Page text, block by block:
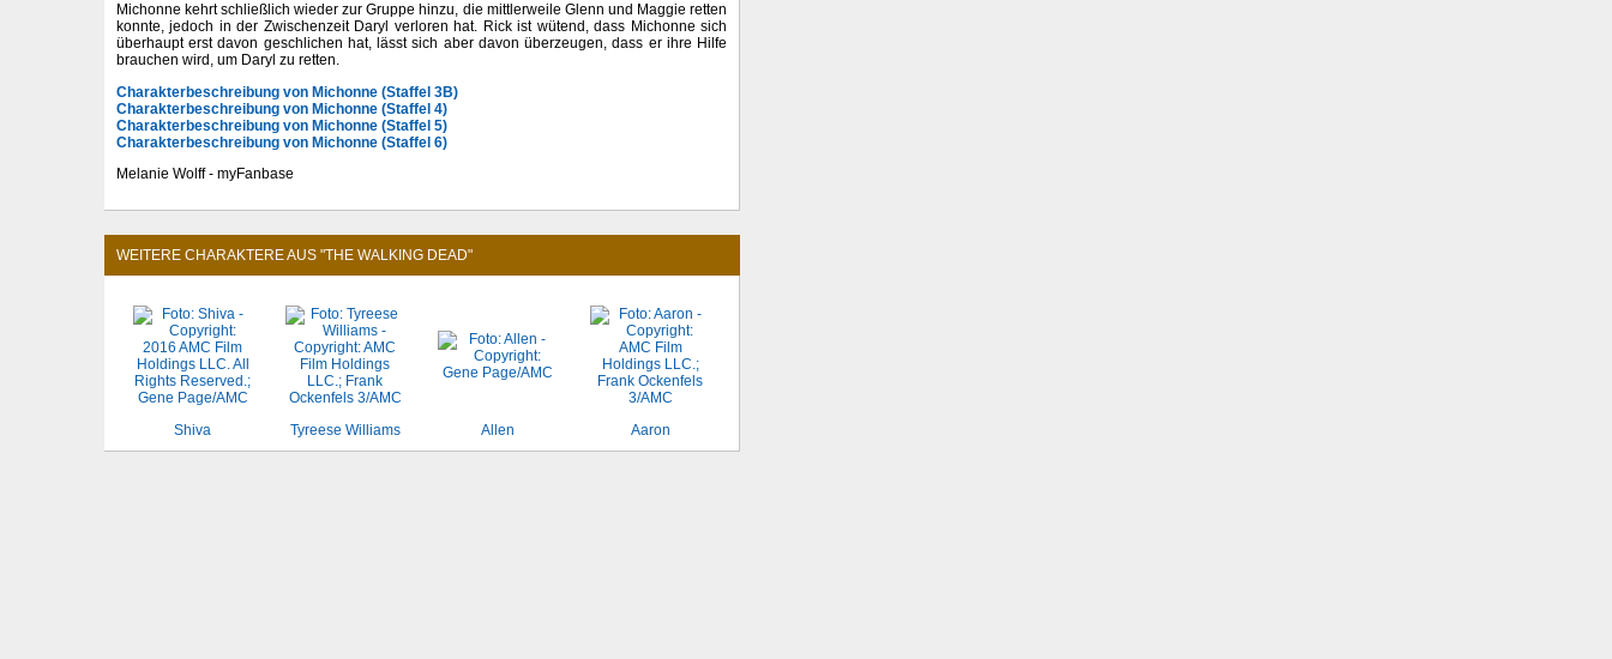
Michonne kehrt schließlich wieder zur Gruppe hinzu, die mittlerweile Glenn und Maggie retten
konnte, jedoch in der Zwischenzeit Daryl verloren hat. Rick ist wütend, dass Michonne sich
überhaupt erst davon geschlichen hat, lässt sich aber davon überzeugen, dass er ihre Hilfe
brauchen wird, um Daryl zu retten.
Charakterbeschreibung von Michonne (Staffel 3B)
Charakterbeschreibung von Michonne (Staffel 4)
Charakterbeschreibung von Michonne (Staffel 5)
Charakterbeschreibung von Michonne (Staffel 6)
Melanie Wolff - myFanbase
WEITERE CHARAKTERE AUS "THE WALKING DEAD"
Shiva Tyreese Williams Allen Aaron